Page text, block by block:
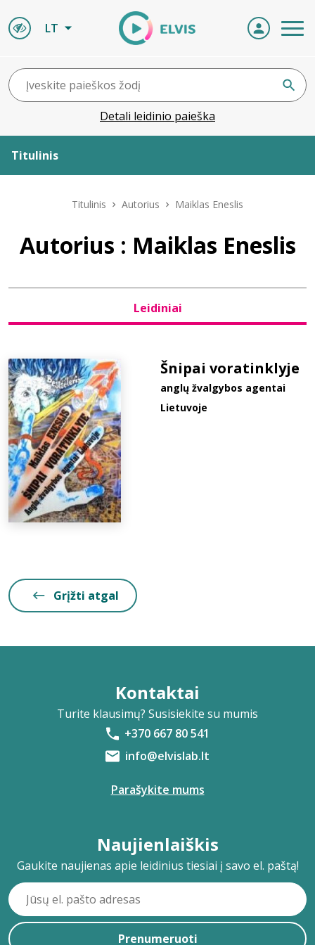
LT
Detali leidinio paieška
Titulinis
Leidiniai
D.U.K.
Titulinis Autorius Maiklas Eneslis
Autorius : Maiklas Eneslis
Leidiniai
Šnipai voratinklyje
anglų žvalgybos agentai
Lietuvoje
Grįžti atgal
Kontaktai
Turite klausimų? Susisiekite su mumis
+370 667 80 541
info@elvislab.lt
Parašykite mums
Naujienlaiškis
Gaukite naujienas apie leidinius tiesiai į savo el. paštą!
Prenumeruoti